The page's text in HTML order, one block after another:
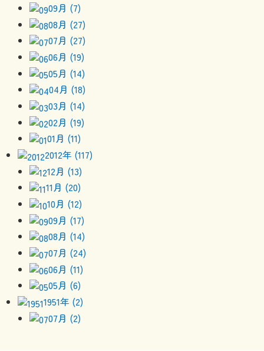
09月 (7)
08月 (27)
07月 (27)
06月 (19)
05月 (14)
04月 (18)
03月 (14)
02月 (19)
01月 (11)
2012年 (117)
12月 (13)
11月 (20)
10月 (12)
09月 (17)
08月 (14)
07月 (24)
06月 (11)
05月 (6)
1951年 (2)
07月 (2)